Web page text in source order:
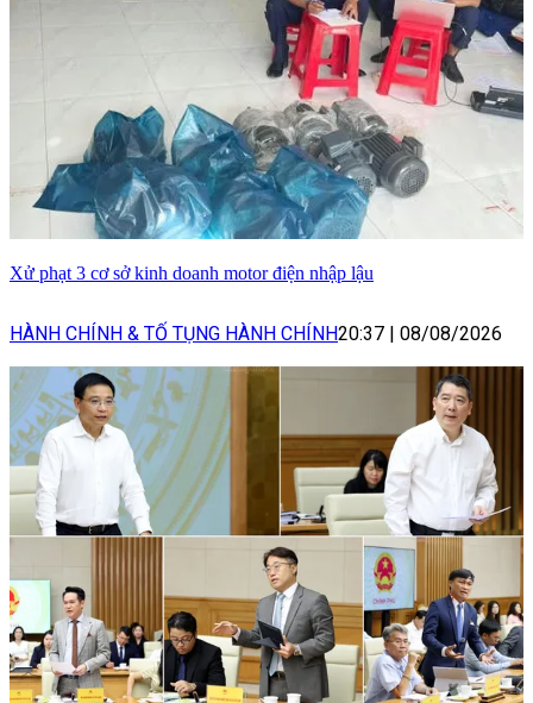
Xử phạt 3 cơ sở kinh doanh motor điện nhập lậu
HÀNH CHÍNH & TỐ TỤNG HÀNH CHÍNH20:37 | 08/08/2026